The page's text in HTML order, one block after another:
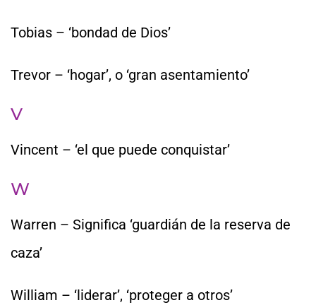
Tobias – ‘bondad de Dios’
Trevor – ‘hogar’, o ‘gran asentamiento’
V
Vincent – ‘el que puede conquistar’
W
Warren – Significa ‘guardián de la reserva de
caza’
William – ‘liderar’, ‘proteger a otros’